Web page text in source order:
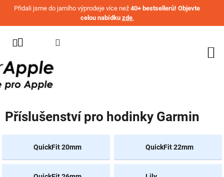
Přejít na obsah
Přidali jsme do jarního výprodeje více než 40+ bestsellerů! Objevte
celou nabídku zde.
IPHONE
MACBOOK
AIRPODS
AIRTAG
Příslušenství pro hodinky Garmin
QuickFit 20mm QuickFit 22mm